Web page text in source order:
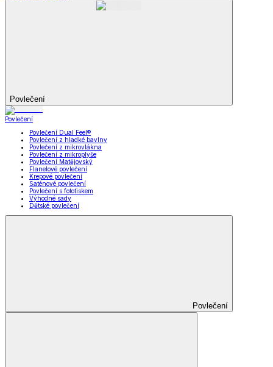
Povlečení
Povlečení
Povlečení Dual Feel®
Povlečení z hladké bavlny
Povlečení z mikrovlákna
Povlečení z mikroplyše
Povlečení Matějovský
Flanelové povlečení
Krepové povlečení
Saténové povlečení
Povlečení s fototiskem
Výhodné sady
Dětské povlečení
Povlečení